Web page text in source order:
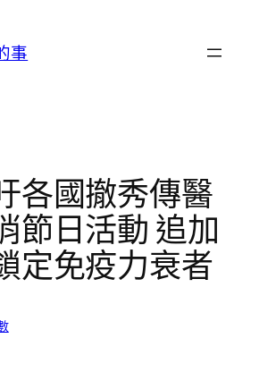
事
各國撤秀傳醫
節日活動 追加
定免疫力衰者